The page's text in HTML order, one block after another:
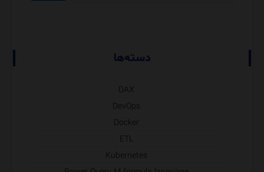
دسته‌ها
DAX
DevOps
Docker
ETL
Kubernetes